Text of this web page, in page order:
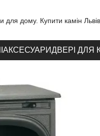
АКСЕСУАРИДВЕРІ ДЛЯ